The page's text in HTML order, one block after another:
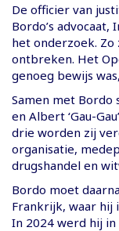
De officier van
Bordo’s
het onderzoek.
ontbreken. Het
genoeg bewijs
Samen met Bordo
en Albert ‘Gau-
drie worden zij
organisatie,
drugshandel en
Bordo moet
Frankrijk, waar hij
In 2024 werd hij in